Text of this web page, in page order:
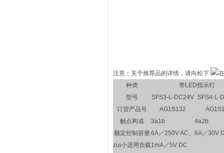
注意：关于推荐品的详情，请向松下
种类
带LED指示灯
型号
SFS3-L-DC24V SFS4-L-
订货产品号
AG1S132
触点构成
3a1b
4a2b
额定控制容量6A／250V AC、6A／30V
zui小适用负载1mA／5V DC